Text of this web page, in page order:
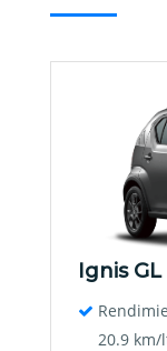
Ignis GL
20.9 km/